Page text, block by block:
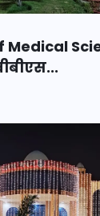
Medical